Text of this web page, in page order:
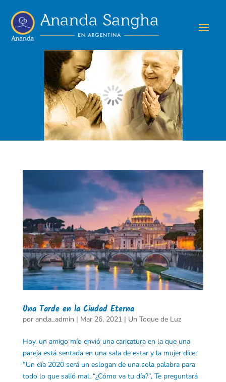
Una Tarde en la Ciudad Eterna
por ancla_admin | Mar 26, 2021| Un Toque de Luz
Hoy, un amigo mío envió una caricatura en la que una
pareja está sentada en una sala de estar y la mujer dice:
“Un día 2020 será un eslogan de una sola palabra para
todo lo que salió mal. “¿Cómo va tu día?”, Te preguntará